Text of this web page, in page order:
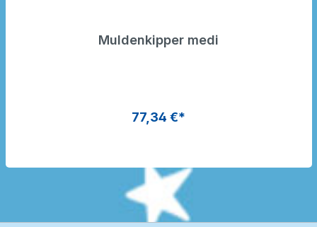
Muldenkipper medi
77,34 €*